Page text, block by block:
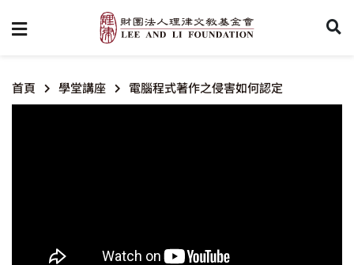
首頁 學堂講座 電腦程式著作之侵害如何認定